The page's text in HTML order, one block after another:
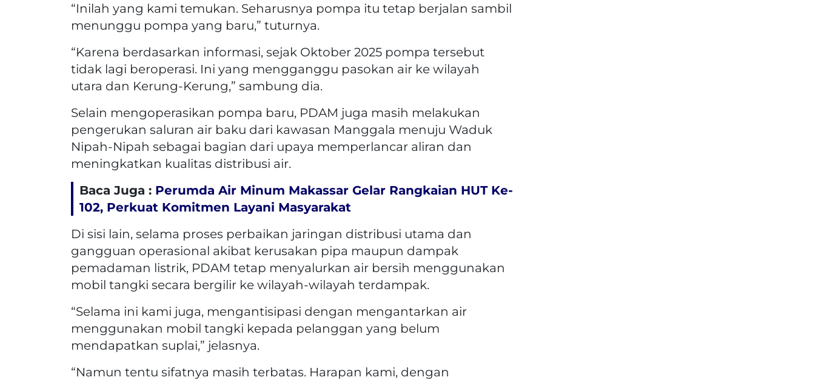
“Inilah yang kami temukan. Seharusnya pompa itu tetap berjalan sambil
menunggu pompa yang baru,” tuturnya.
“Karena berdasarkan informasi, sejak Oktober 2025 pompa tersebut
tidak lagi beroperasi. Ini yang mengganggu pasokan air ke wilayah
utara dan Kerung-Kerung,” sambung dia.
Selain mengoperasikan pompa baru, PDAM juga masih melakukan
pengerukan saluran air baku dari kawasan Manggala menuju Waduk
Nipah-Nipah sebagai bagian dari upaya memperlancar aliran dan
meningkatkan kualitas distribusi air.
Baca Juga : Perumda Air Minum Makassar Gelar Rangkaian HUT Ke-
102, Perkuat Komitmen Layani Masyarakat
Di sisi lain, selama proses perbaikan jaringan distribusi utama dan
gangguan operasional akibat kerusakan pipa maupun dampak
pemadaman listrik, PDAM tetap menyalurkan air bersih menggunakan
mobil tangki secara bergilir ke wilayah-wilayah terdampak.
“Selama ini kami juga, mengantisipasi dengan mengantarkan air
menggunakan mobil tangki kepada pelanggan yang belum
mendapatkan suplai,” jelasnya.
“Namun tentu sifatnya masih terbatas. Harapan kami, dengan